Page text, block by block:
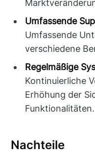
Umfassende
Umfassende
verschiedene
Regelmäßige
Kontinuierliche
Erhöhung der
Funktionalitäten.
Nachteile